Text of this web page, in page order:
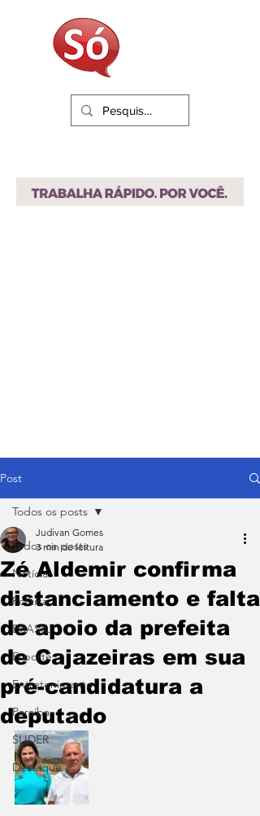
Post
Todos os posts
Notícias
Política
BRASIL
Esporte
Entretenimento
Paraíba
SLIDER
Destaque
Todos os posts
Zé Aldemir confirma
distanciamento e falta
de apoio da prefeita
de Cajazeiras em sua
pré-candidatura a
deputado
Judivan Gomes
3 min de leitura